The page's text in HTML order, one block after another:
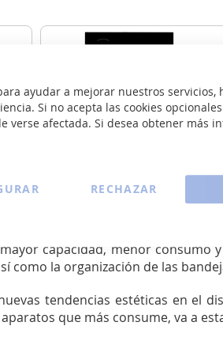
ayudar a mejorar nuestros servicios,
Si no acepta las cookies
verse afectada. Si desea obtener más
RECHAZAR
Placas de cocina Fagor
más cómodo, rápido, sencillo y
en uno de los
alargar la vida de las prendas.
capacidad, menor
como la organización de las
tendencias estéticas en el
que más consume, va a